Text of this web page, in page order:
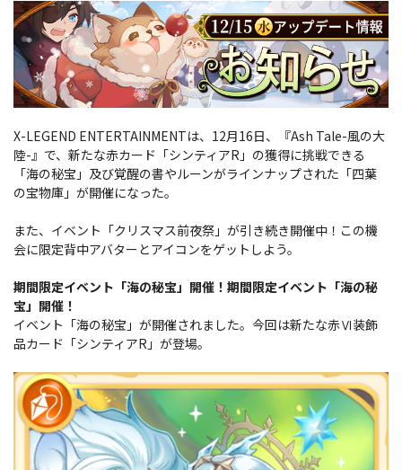
X-LEGEND ENTERTAINMENTは、12月16日、『Ash Tale-風の大
陸-』で、新たな赤カード「シンティアR」の獲得に挑戦できる
「海の秘宝」及び覚醒の書やルーンがラインナップされた「四葉
の宝物庫」が開催になった。
また、イベント「クリスマス前夜祭」が引き続き開催中！この機
会に限定背中アバターとアイコンをゲットしよう。
期間限定イベント「海の秘宝」開催！期間限定イベント「海の秘
宝」開催！
イベント「海の秘宝」が開催されました。今回は新たな赤Ⅵ装飾
品カード「シンティアR」が登場。